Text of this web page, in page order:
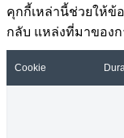
คุกกี้เหล่านี้ช่วยให้ข้
กลับ แหล่งที่มาของก
Cookie